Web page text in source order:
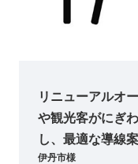
リニューアルオ
や観光客がにぎ
し、最適な導線
伊丹市様